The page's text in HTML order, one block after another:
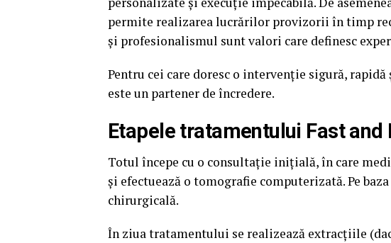
permite realizarea lucrărilor provizorii în timp
și profesionalismul sunt valori care definesc
Pentru cei care doresc o intervenție sigură,
este un partener de încredere.
Etapele tratamentului Fast and
Totul începe cu o consultație inițială, în care
și efectuează o tomografie computerizată. Pe
chirurgicală.
În ziua tratamentului se realizează extracțiile